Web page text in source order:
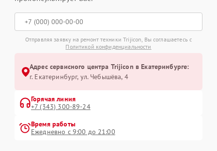
Отправляя заявку на ремонт техники Trijicon, Вы соглашаетесь с
Политикой конфиденциальности
Адрес сервисного центра Trijicon в Екатеринбурге:
г. Екатеринбург, ул. Чебышёва, 4
Горячая линия
+7 (343) 300-89-24
Время работы
Ежедневно с 9:00 до 21:00